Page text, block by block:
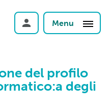
Menu
del profilo
degli